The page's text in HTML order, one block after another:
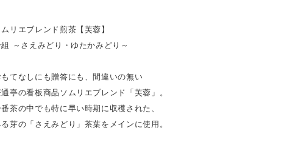
ムリエブレンド煎茶【芙蓉】
～さえみどり・ゆたかみどり～
もてなしにも贈答にも、間違いの無い
亭の看板商品ソムリエブレンド「芙蓉」。
茶の中でも特に早い時期に収穫された、
芽の「さえみどり」茶葉をメインに使用。